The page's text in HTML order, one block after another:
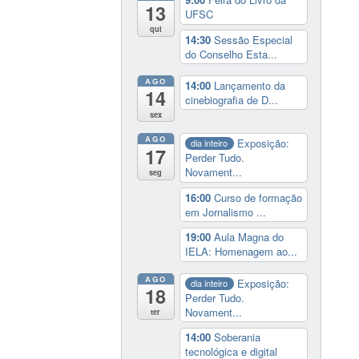
13
qui
UFSC
14:30 Sessão Especial
do Conselho Esta...
AGO
14
sex
14:00 Lançamento da
cinebiografia de D...
AGO
17
seg
dia inteiro
Exposição:
Perder Tudo.
Novament...
16:00 Curso de formação
em Jornalismo ...
19:00 Aula Magna do
IELA: Homenagem ao...
AGO
18
ter
dia inteiro
Exposição:
Perder Tudo.
Novament...
14:00 Soberania
tecnológica e digital